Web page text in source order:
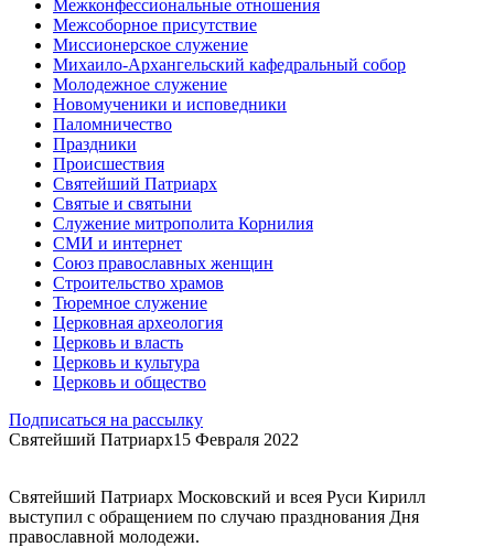
Межконфессиональные отношения
Межсоборное присутствие
Миссионерское служение
Михаило-Архангельский кафедральный собор
Молодежное служение
Новомученики и исповедники
Паломничество
Праздники
Происшествия
Святейший Патриарх
Святые и святыни
Служение митрополита Корнилия
СМИ и интернет
Союз православных женщин
Строительство храмов
Тюремное служение
Церковная археология
Церковь и власть
Церковь и культура
Церковь и общество
Подписаться на рассылку
Святейший Патриарх15 Февраля 2022
Святейший Патриарх Московский и всея Руси Кирилл
выступил с обращением по случаю празднования Дня
православной молодежи.